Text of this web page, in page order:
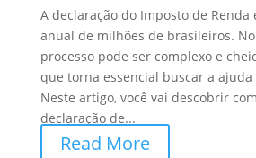
A declaração do Imposto de Renda
anual de milhões de brasileiros.
processo pode ser complexo e
que torna essencial buscar a
Neste artigo, você vai descobrir
declaração de...
Read More